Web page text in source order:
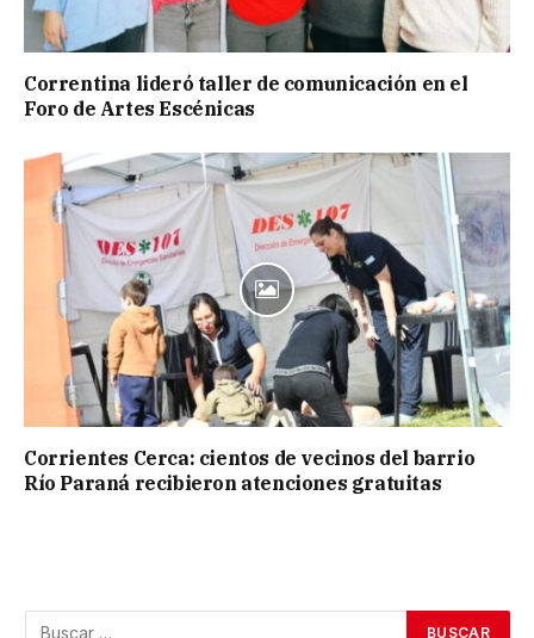
Correntina lideró taller de comunicación en el
Foro de Artes Escénicas
Corrientes Cerca: cientos de vecinos del barrio
Río Paraná recibieron atenciones gratuitas